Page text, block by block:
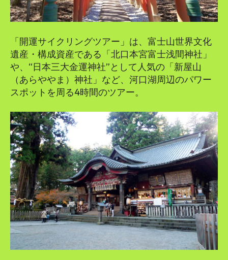
「開運サイクリングツアー」は、富士山世界文化
遺産・構成資産である「北口本宮富士浅間神社」
や、“日本三大金運神社”として人気の「新屋山
（あらややま）神社」など、河口湖周辺のパワー
スポットを周る4時間のツアー。